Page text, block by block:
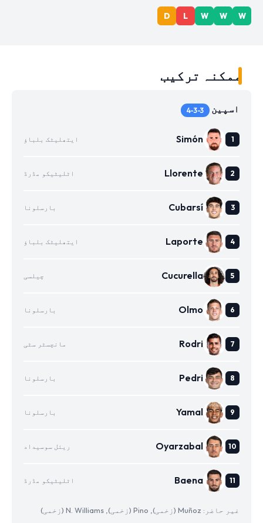
W
W
W
L
D
ممکنہ ترکیب
اسپین 4-3-3
Simón ایتھلیٹک بلباؤ
Llorente اٹلیٹیکو مڈرڈ
Cubarsí بارسلونا
Laporte ایتھلیٹک بلباؤ
Cucurella چیلسی
Olmo بارسلونا
Rodri مانچسٹر سٹی
Pedri بارسلونا
Yamal بارسلونا
Oyarzabal ریئل سوسیداد
Baena اٹلیٹیکو مڈرڈ
غیر حاضر: Muñoz (زخمی), Pino (زخمی), N. Williams (زخمی)